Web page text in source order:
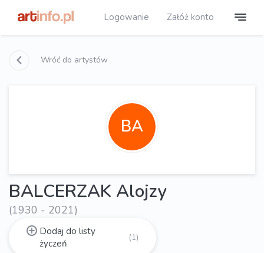
Logowanie Załóż konto
Wróć do artystów
BA
BALCERZAK Alojzy
(1930 - 2021)
Dodaj do listy
życzeń
(1)